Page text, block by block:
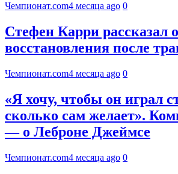
Чемпионат.com4 месяца ago 0
Стефен Карри рассказал
восстановления после
Чемпионат.com4 месяца ago 0
«Я хочу, чтобы он играл
сколько сам желает».
— о Леброне Джеймсе
Чемпионат.com4 месяца ago 0